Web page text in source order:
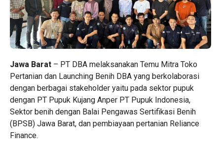
Jawa Barat – PT DBA melaksanakan Temu Mitra Toko
Pertanian dan Launching Benih DBA yang berkolaborasi
dengan berbagai stakeholder yaitu pada sektor pupuk
dengan PT Pupuk Kujang Anper PT Pupuk Indonesia,
Sektor benih dengan Balai Pengawas Sertifikasi Benih
(BPSB) Jawa Barat, dan pembiayaan pertanian Reliance
Finance.